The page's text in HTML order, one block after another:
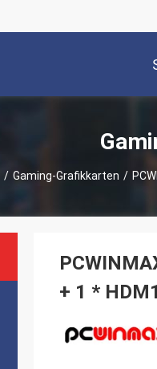
/ Gaming-Grafikkarten /
+ 1 * HDM1